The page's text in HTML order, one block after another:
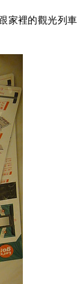
家裡的觀光列車